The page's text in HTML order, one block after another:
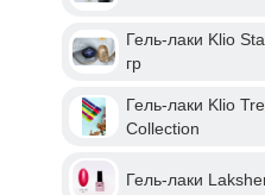
Гель-лаки Klio
гр
Гель-лаки Klio
Collection
Гель-лаки